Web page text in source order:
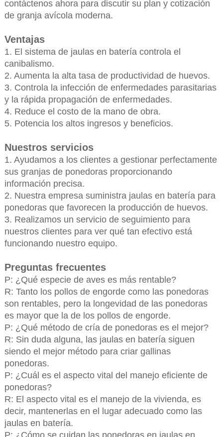
contáctenos ahora para discutir su plan y cotización
de granja avícola moderna.
Ventajas
1. El sistema de jaulas en batería controla el
canibalismo.
2. Aumenta la alta tasa de productividad de huevos.
3. Controla la infección de enfermedades parasitarias
y la rápida propagación de enfermedades.
4. Reduce el costo de la mano de obra.
5. Potencia los altos ingresos y beneficios.
Nuestros servicios
1. Ayudamos a los clientes a gestionar perfectamente
sus granjas de ponedoras proporcionando
información precisa.
2. Nuestra empresa suministra jaulas en batería para
ponedoras que favorecen la producción de huevos.
3. Realizamos un servicio de seguimiento para
nuestros clientes para ver qué tan efectivo está
funcionando nuestro equipo.
Preguntas frecuentes
P: ¿Qué especie de aves es más rentable?
R: Tanto los pollos de engorde como las ponedoras
son rentables, pero la longevidad de las ponedoras
es mayor que la de los pollos de engorde.
P: ¿Qué método de cría de ponedoras es el mejor?
R: Sin duda alguna, las jaulas en batería siguen
siendo el mejor método para criar gallinas
ponedoras.
P: ¿Cuál es el aspecto vital del manejo eficiente de
ponedoras?
R: El aspecto vital es el manejo de la vivienda, es
decir, mantenerlas en el lugar adecuado como las
jaulas en batería.